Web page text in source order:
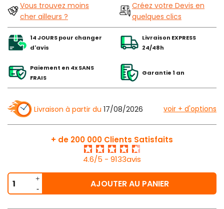
Vous trouvez moins
cher ailleurs ?
Créez votre Devis en
quelques clics
14 JOURS pour changer
d'avis
Livraison EXPRESS
24/48h
Paiement en 4x SANS
FRAIS
Garantie 1 an
Livraison à partir du 17/08/2026 voir + d'options
+ de 200 000 Clients Satisfaits
4.6/5 - 9133avis
AJOUTER AU PANIER